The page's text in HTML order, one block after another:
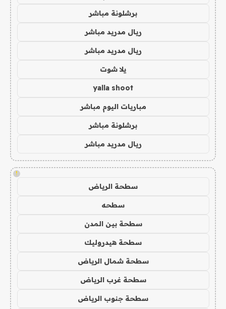
برشلونة مباشر
ريال مدريد مباشر
ريال مدريد مباشر
يلا شوت
yalla shoot
مباريات اليوم مباشر
برشلونة مباشر
ريال مدريد مباشر
!
سطحة الرياض
سطحه
سطحة بين المدن
سطحة هيدروليك
سطحة شمال الرياض
سطحة غرب الرياض
سطحة جنوب الرياض